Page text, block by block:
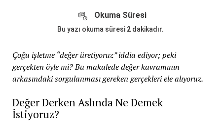
Okuma Süresi
Bu yazı okuma süresi 2 dakikadır.
Çoğu işletme “değer üretiyoruz” iddia ediyor; peki
gerçekten öyle mi? Bu makalede değer kavramının
arkasındaki sorgulanması gereken gerçekleri ele alıyoruz.
Değer Derken Aslında Ne Demek
İstiyoruz?